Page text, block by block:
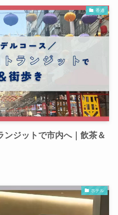
香港
ンジットで市内へ｜飲茶＆
ホテル